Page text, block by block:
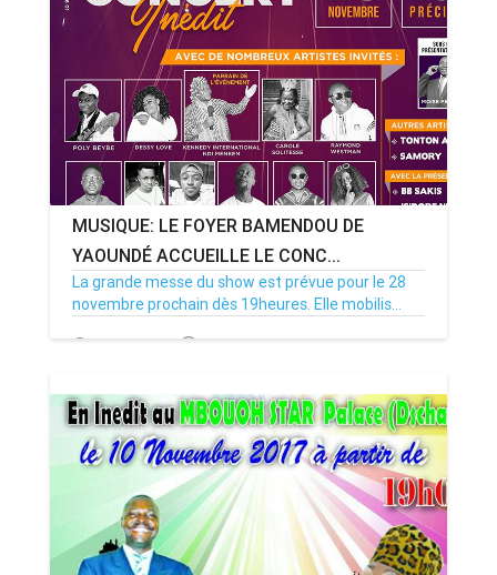
MUSIQUE: LE FOYER BAMENDOU DE
YAOUNDÉ ACCUEILLE LE CONC...
La grande messe du show est prévue pour le 28
novembre prochain dès 19heures. Elle mobilis...
18/09/20 Par MenouActu 0